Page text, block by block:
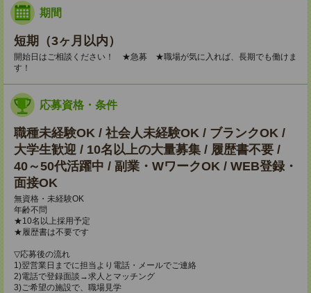
期間
短期（3ヶ月以内）
開始日はご相談ください！ ★急募 ★職場が気に入れば、長期でも働けま
す！
応募資格・条件
職種未経験OK / 社会人未経験OK / ブランクOK /
大学生歓迎 / 10名以上の大量募集 / 履歴書不要 /
40～50代活躍中 / 副業・WワークOK / WEB登録・
面接OK
無資格・未経験OK
年齢不問
★10名以上採用予定
★履歴書は不要です
▽応募後の流れ
1)翌営業日までに担当より電話・メールでご連絡
2)電話で登録面談→求人とマッチング
3)ご希望の施設で、職場見学